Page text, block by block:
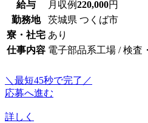
給与 月収例220,000円
勤務地
茨城県 つくば市
寮・社宅 あり
仕事内容 電子部品系工場 / 検査
＼最短45秒で完了／
応募へ進む
詳しく